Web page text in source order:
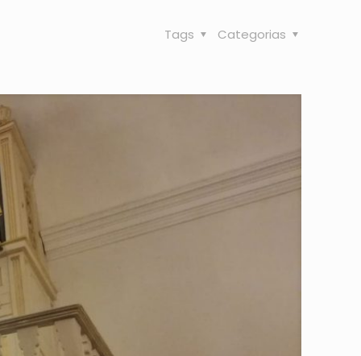
Categorias
Tags